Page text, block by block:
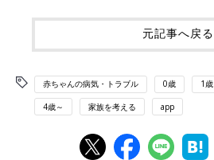
元記事へ戻る
赤ちゃんの病気・トラブル 0歳 1歳
4歳～ 家族を考える app